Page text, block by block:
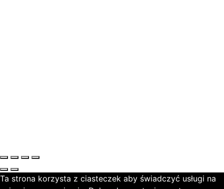
Ta strona korzysta z ciasteczek aby świadczyć usługi na